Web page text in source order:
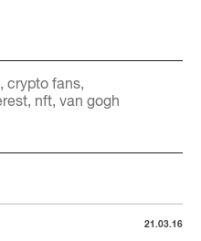
crypto fans
nft van gogh
21.03.16